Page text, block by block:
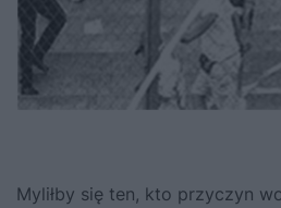
Myliłby się ten, kto przyczyn